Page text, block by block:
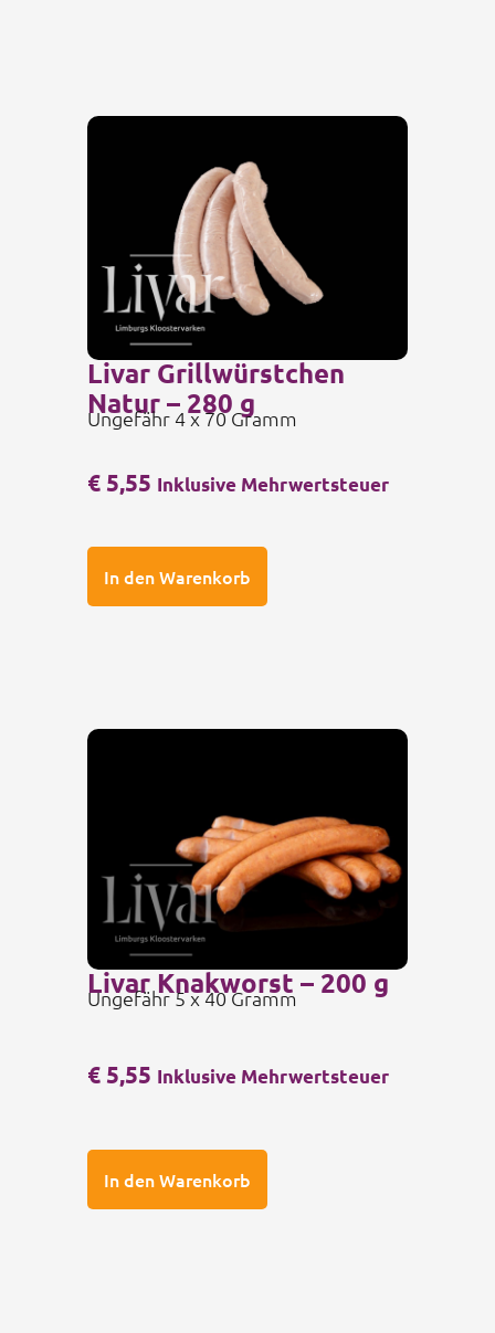
€5,55 Inklusive Mehrwertsteuer
In den Warenkorb
Livar Grillwürstchen
Natur – 280 g
Ungefähr 4 x 70 Gramm
€5,55 Inklusive Mehrwertsteuer
In den Warenkorb
Livar Knakworst – 200 g
Ungefähr 5 x 40 Gramm